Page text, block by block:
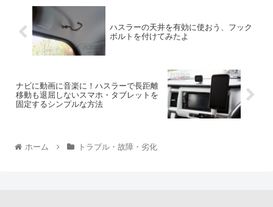
ハスラーの天井を有効に使おう、フック
ボルトを付けてみたよ
ナビに動画に音楽に！ハスラーで長距離
移動も退屈しないスマホ・タブレットを
固定するシンプルな方法
ホーム トラブル・故障・劣化